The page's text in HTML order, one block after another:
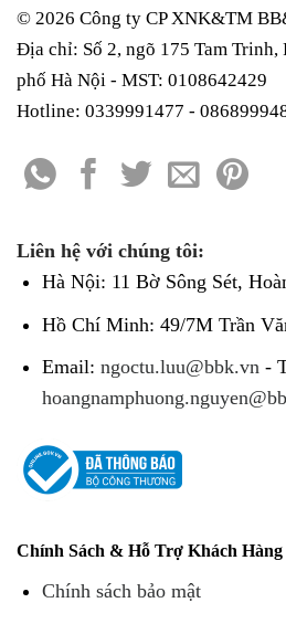
© 2026 Công ty CP XNK&TM
Địa chỉ: Số 2, ngõ 175 Tam Trinh,
phố Hà Nội - MST: 0108642429
Hotline: 0339991477 -
Liên hệ với chúng tôi:
Hà Nội: 11 Bờ Sông Sét,
Hồ Chí Minh: 49/7M Trần
Email: ngoctu.luu@bbk.vn-
Chính Sách & Hỗ Trợ Khách Hàng
Chính sách bảo mật